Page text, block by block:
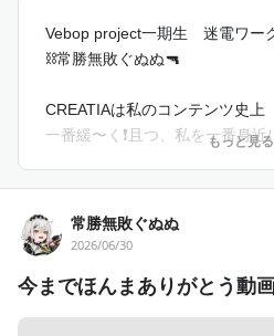
Vebop project一期生　迷電ワー
⛓️常勝無敗ぐぬぬ🔫
CREATIAは私のコンテンツ史上
一番緩〜く❗️且つ、私を一番身近
ｺﾝﾃﾝﾂ一覧
X ⛓ https://twitter.com/
u
もっと見る
常勝無敗ぐぬぬ
2026/06/30
今までほんまありがとう動